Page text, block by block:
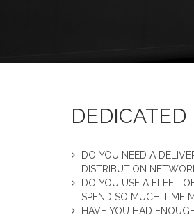
DO YOU NEED A
DISTRIBUTION
DO YOU USE A FLEET
SPEND SO MUCH TIME
HAVE YOU HAD